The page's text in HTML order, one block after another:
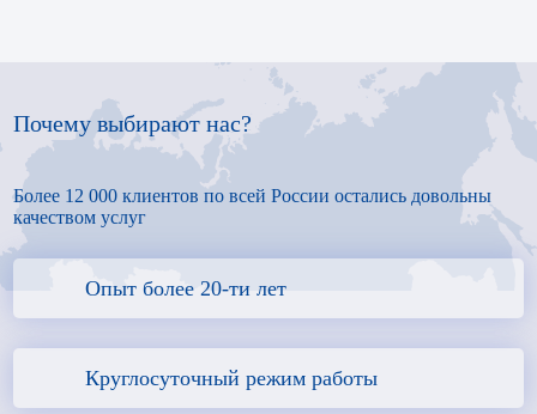
Почему выбирают нас?
Более 12 000 клиентов по всей России остались довольны
качеством услуг
Опыт более 20-ти лет
Круглосуточный режим работы